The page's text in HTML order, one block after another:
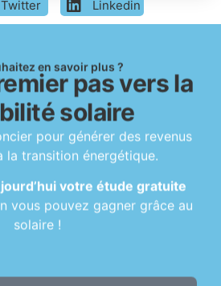
Twitter Linkedin
en savoir plus ?
pas vers la
solaire
pour générer des revenus
transition énergétique.
votre étude gratuite
vous pouvez gagner grâce au
solaire !